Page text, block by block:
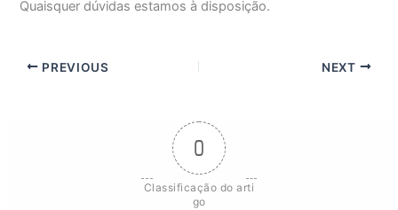
Quaisquer dúvidas estamos à disposição.
PREVIOUS NEXT
0
Classificação do arti
go